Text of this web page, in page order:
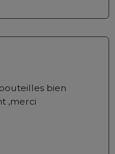
bien
,merci